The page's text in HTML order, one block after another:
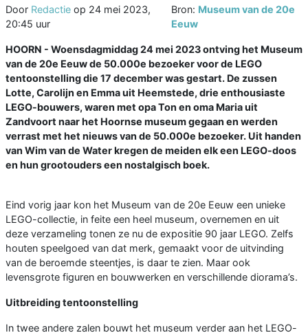
Door Redactie op 24 mei 2023,
20:45 uur
Bron: Museum van de 20e
Eeuw
HOORN - Woensdagmiddag 24 mei 2023 ontving het Museum
van de 20e Eeuw de 50.000e bezoeker voor de LEGO
tentoonstelling die 17 december was gestart. De zussen
Lotte, Carolijn en Emma uit Heemstede, drie enthousiaste
LEGO-bouwers, waren met opa Ton en oma Maria uit
Zandvoort naar het Hoornse museum gegaan en werden
verrast met het nieuws van de 50.000e bezoeker. Uit handen
van Wim van de Water kregen de meiden elk een LEGO-doos
en hun grootouders een nostalgisch boek.
Eind vorig jaar kon het Museum van de 20e Eeuw een unieke
LEGO-collectie, in feite een heel museum, overnemen en uit
deze verzameling tonen ze nu de expositie 90 jaar LEGO. Zelfs
houten speelgoed van dat merk, gemaakt voor de uitvinding
van de beroemde steentjes, is daar te zien. Maar ook
levensgrote figuren en bouwwerken en verschillende diorama’s.
Uitbreiding tentoonstelling
In twee andere zalen bouwt het museum verder aan het LEGO-